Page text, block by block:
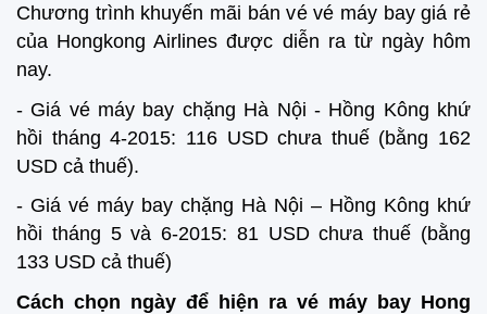
Chương trình khuyến mãi bán vé vé máy bay giá rẻ
của Hongkong Airlines được diễn ra từ ngày hôm
nay.
- Giá vé máy bay chặng Hà Nội - Hồng Kông khứ
hồi tháng 4-2015: 116 USD chưa thuế (bằng 162
USD cả thuế).
- Giá vé máy bay chặng Hà Nội – Hồng Kông khứ
hồi tháng 5 và 6-2015: 81 USD chưa thuế (bằng
133 USD cả thuế)
Cách chọn ngày để hiện ra vé máy bay Hong